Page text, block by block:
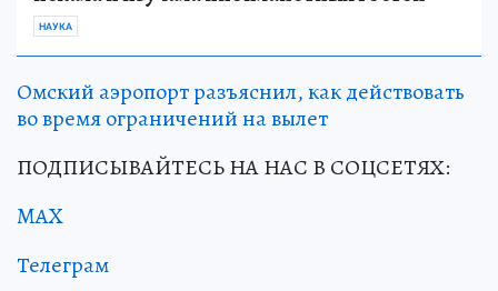
НАУКА
Омский аэропорт разъяснил, как действовать
во время ограничений на вылет
ПОДПИСЫВАЙТЕСЬ НА НАС В СОЦСЕТЯХ:
MAX
Телеграм